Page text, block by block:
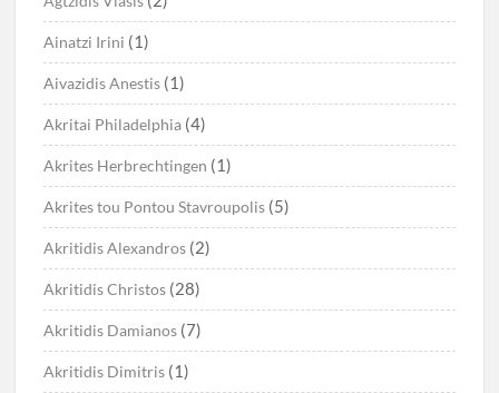
Ainatzi Irini (1)
Aivazidis Anestis (1)
Akritai Philadelphia (4)
Akrites Herbrechtingen (1)
Akrites tou Pontou Stavroupolis (5)
Akritidis Alexandros (2)
Akritidis Christos (28)
Akritidis Damianos (7)
Akritidis Dimitris (1)